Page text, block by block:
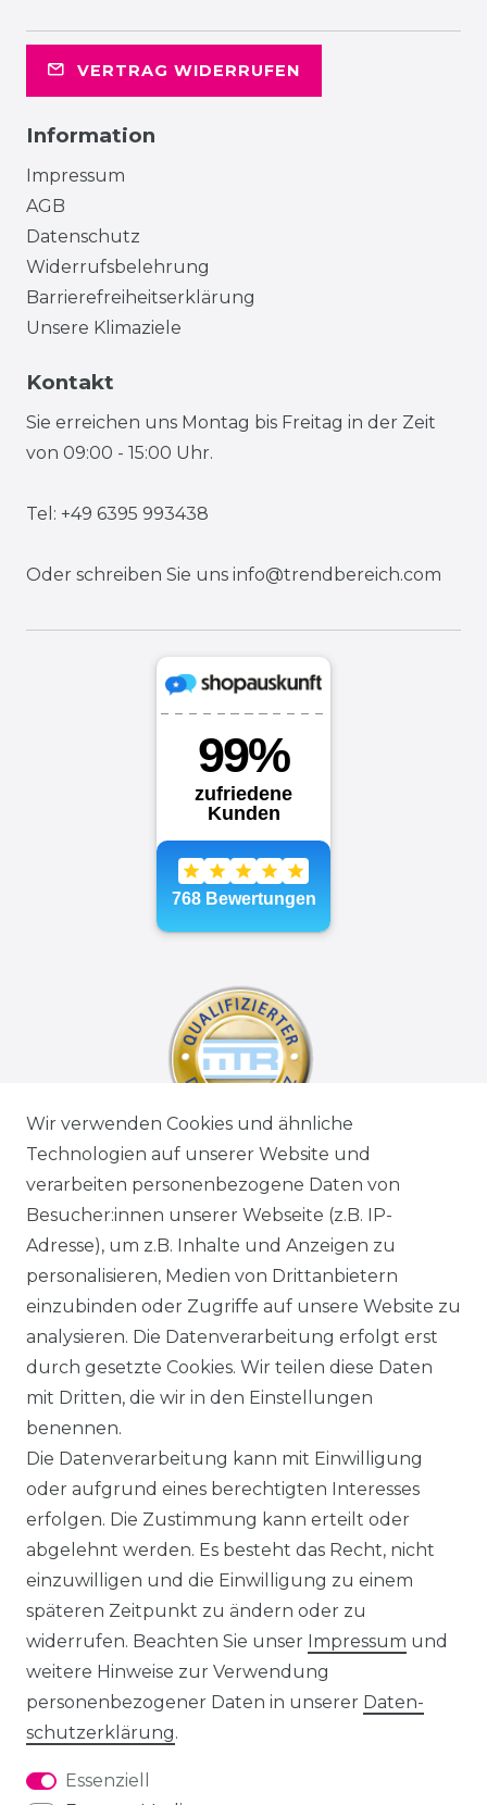
VERTRAG WIDERRUFEN
Information
Impressum
AGB
Datenschutz
Widerrufsbelehrung
Barrierefreiheitserklärung
Unsere Klimaziele
Kontakt
Sie erreichen uns Montag bis Freitag in der Zeit
von 09:00 - 15:00 Uhr.
Tel: +49 6395 993438
Oder schreiben Sie uns info@trendbereich.com
Wir verwenden Cookies und ähnliche
Technologien auf unserer Website und
verarbeiten personenbezogene Daten von
Besucher:innen unserer Webseite (z.B. IP-
Adresse), um z.B. Inhalte und Anzeigen zu
personalisieren, Medien von Drittanbietern
einzubinden oder Zugriffe auf unsere Website zu
analysieren. Die Datenverarbeitung erfolgt erst
durch gesetzte Cookies. Wir teilen diese Daten
mit Dritten, die wir in den Einstellungen
benennen.
Die Datenverarbeitung kann mit Einwilligung
oder aufgrund eines berechtigten Interesses
erfolgen. Die Zustimmung kann erteilt oder
abgelehnt werden. Es besteht das Recht, nicht
einzuwilligen und die Einwilligung zu einem
späteren Zeitpunkt zu ändern oder zu
widerrufen. Beachten Sie unser Impressum und
weitere Hinweise zur Verwendung
personenbezogener Daten in unserer Daten­
schutz­erklärung.
Essenziell